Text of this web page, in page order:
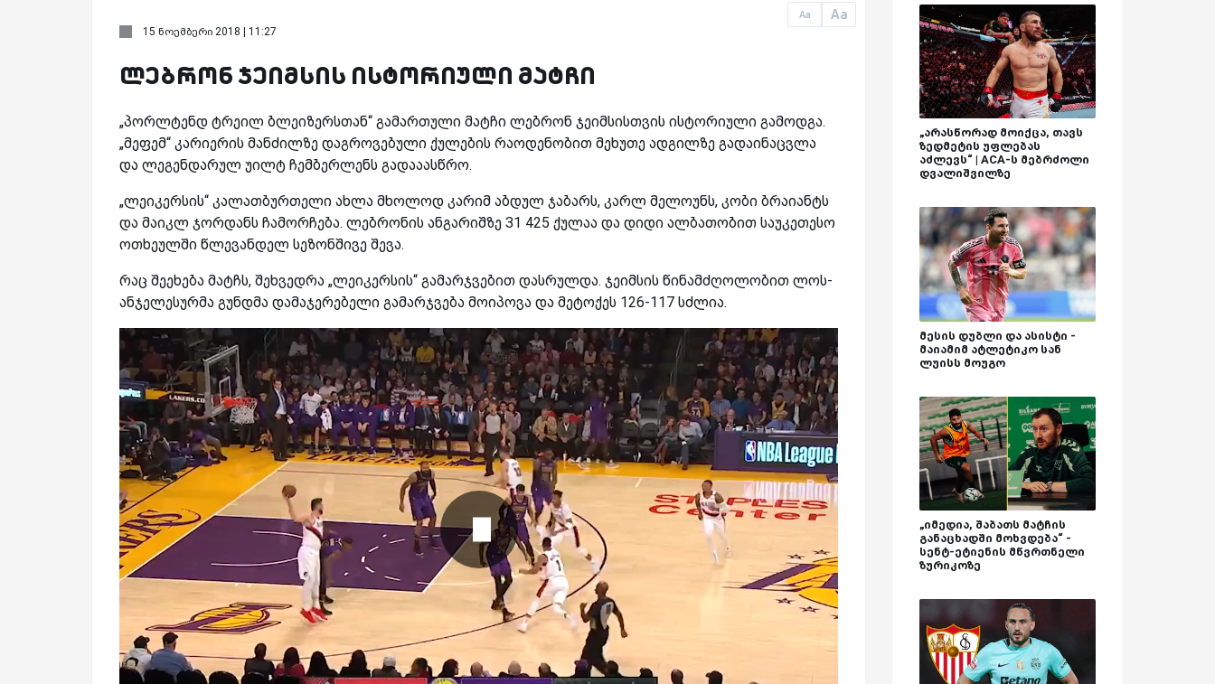
Aa Aa
15 ნოემბერი 2018 | 11:27
ლებრონ ჯეიმსის ისტორიული მატჩი
„პორლტენდ ტრეილ ბლეიზერსთან“ გამართული მატჩი ლებრონ ჯეიმსისთვის ისტორიული გამოდგა.
„მეფემ“ კარიერის მანძილზე დაგროვებული ქულების რაოდენობით მეხუთე ადგილზე გადაინაცვლა
და ლეგენდარულ უილტ ჩემბერლენს გადააასწრო.
„ლეიკერსის“ კალათბურთელი ახლა მხოლოდ კარიმ აბდულ ჯაბარს, კარლ მელოუნს, კობი ბრაიანტს
და მაიკლ ჯორდანს ჩამორჩება. ლებრონის ანგარიშზე 31 425 ქულაა და დიდი ალბათობით საუკეთესო
ოთხეულში წლევანდელ სეზონშივე შევა.
რაც შეეხება მატჩს, შეხვედრა „ლეიკერსის“ გამარჯვებით დასრულდა. ჯეიმსის წინამძღოლობით ლოს-
ანჯელესურმა გუნდმა დამაჯერებელი გამარჯვება მოიპოვა და მეტოქეს 126-117 სძლია.
„არასწორად მოიქცა, თავს
ზედმეტის უფლებას
აძლევს“ | ACA-ს მებრძოლი
დვალიშვილზე
მესის დუბლი და ასისტი -
მაიამიმ ატლეტიკო სან
ლუისს მოუგო
„იმედია, შაბათს მატჩის
განაცხადში მოხვდება“ -
სენტ-ეტიენის მწვრთნელი
ზურიკოზე